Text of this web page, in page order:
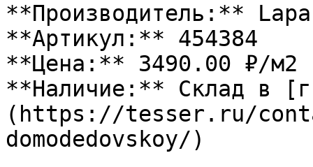
**Производитель:**
**Артикул:** 454384
**Цена:** 3490.00 ₽/м2
**Наличие:** Склад в
(https://tesser.ru/
domodedovskoy/)